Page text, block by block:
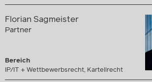
Florian Sagmeister
Partner
Bereich
IP/IT + Wettbewerbsrecht, Kartellrecht